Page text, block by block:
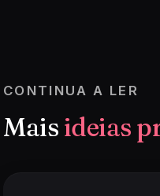
CONTINUA A LER
Mais ideias